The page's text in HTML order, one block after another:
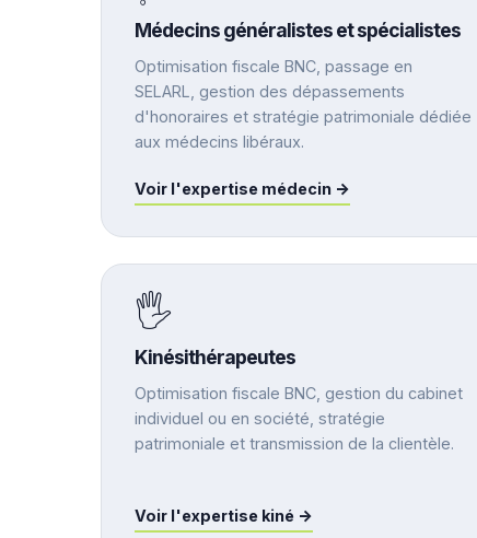
Médecins généralistes et spécialistes
Optimisation fiscale BNC, passage en
SELARL, gestion des dépassements
d'honoraires et stratégie patrimoniale dédiée
aux médecins libéraux.
Voir l'expertise médecin →
🖐️
Kinésithérapeutes
Optimisation fiscale BNC, gestion du cabinet
individuel ou en société, stratégie
patrimoniale et transmission de la clientèle.
Voir l'expertise kiné →